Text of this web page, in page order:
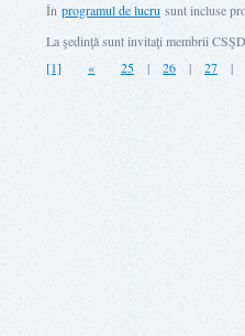
În programul de lucru sunt incluse
La şedinţă sunt invitaţi membrii
[1]
« 25 | 26 | 27 |